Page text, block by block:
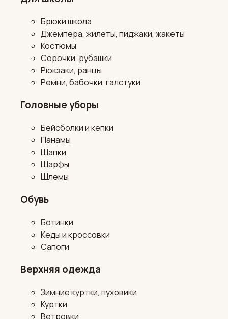
Брюки школа
Джемпера, жилеты, пиджаки, жакеты
Костюмы
Сорочки, рубашки
Рюкзаки, ранцы
Ремни, бабочки, галстуки
Головные уборы
Бейсболки и кепки
Панамы
Шапки
Шарфы
Шлемы
Обувь
Ботинки
Кеды и кроссовки
Сапоги
Верхняя одежда
Зимние куртки, пуховики
Куртки
Ветровки